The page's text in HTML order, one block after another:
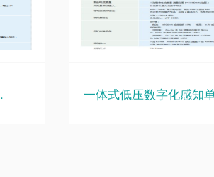
一体式低压数字化感知